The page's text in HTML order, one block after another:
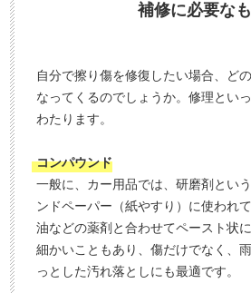
補修に必要な
自分で擦り傷を修復したい場合、ど
なってくるのでしょうか。修理とい
わたります。
コンパウンド
一般に、カー用品では、研磨剤とい
ンドペーパー（紙やすり）に使われ
油などの薬剤と合わせてペースト状
細かいこともあり、傷だけでなく、
っとした汚れ落としにも最適です。